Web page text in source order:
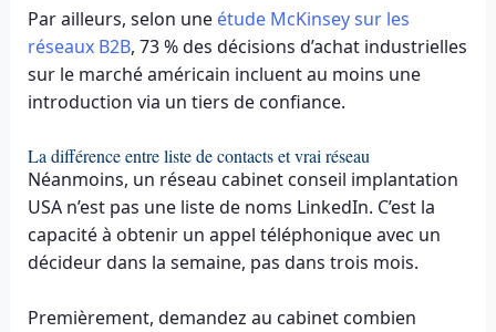
Par ailleurs, selon une étude McKinsey sur les
réseaux B2B, 73 % des décisions d’achat industrielles
sur le marché américain incluent au moins une
introduction via un tiers de confiance.
La différence entre liste de contacts et vrai réseau
Néanmoins, un réseau cabinet conseil implantation
USA n’est pas une liste de noms LinkedIn. C’est la
capacité à obtenir un appel téléphonique avec un
décideur dans la semaine, pas dans trois mois.
Premièrement, demandez au cabinet combien